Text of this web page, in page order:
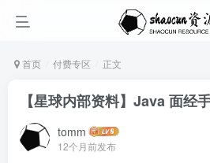
首页 付费专区 正文
【星球内部资料】Java 面经
tomm
12个月前发布